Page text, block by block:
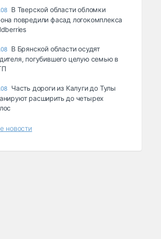
В Тверской области обломки
повредили фасад логокомплекса
В Брянской области осудят
погубившего целую семью в
Часть дороги из Калуги до Тулы
расширить до четырех
новости